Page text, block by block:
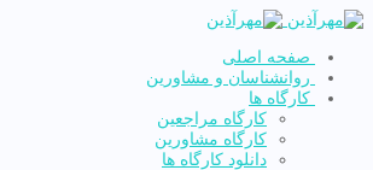
صفحه اصلی
روانشناسان و مشاورین
کارگاه ها
کارگاه مراجعین
کارگاه مشاورین
دانلود کارگاه ها